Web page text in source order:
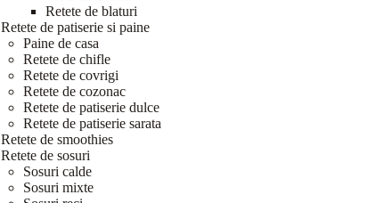
Retete de blaturi
Retete de patiserie si paine
Paine de casa
Retete de chifle
Retete de covrigi
Retete de cozonac
Retete de patiserie dulce
Retete de patiserie sarata
Retete de smoothies
Retete de sosuri
Sosuri calde
Sosuri mixte